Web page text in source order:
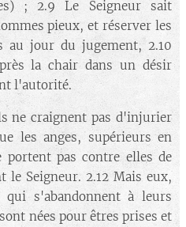
; 2.9 Le Seigneur sait
pieux, et réserver les
au jour du jugement, 2.10
la chair dans un désir
l'autorité.
ne craignent pas d'injurier
les anges, supérieurs en
portent pas contre elles de
Seigneur. 2.12 Mais eux,
qui s'abandonnent à leurs
nées pour êtres prises et